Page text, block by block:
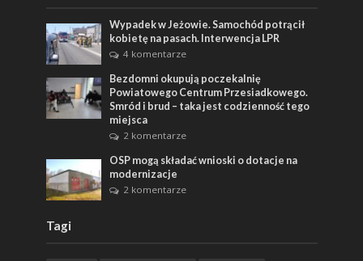
Wypadek w Jeżowie. Samochód potrącił
kobietę na pasach. Interwencja LPR
4 komentarze
Bezdomni okupują poczekalnię
Powiatowego Centrum Przesiadkowego.
Smród i brud – taka jest codzienność tego
miejsca
2 komentarze
OSP mogą składać wnioski o dotacje na
modernizacje
2 komentarze
Tagi